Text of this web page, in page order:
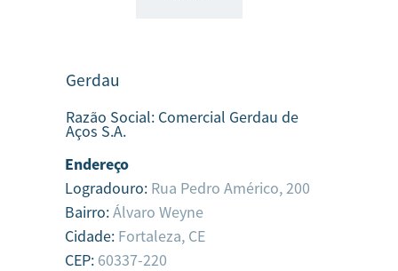
Gerdau
Razão Social: Comercial Gerdau de
Aços S.A.
Endereço
Logradouro: Rua Pedro Américo, 200
Bairro:Álvaro Weyne
Cidade: Fortaleza, CE
CEP: 60337-220